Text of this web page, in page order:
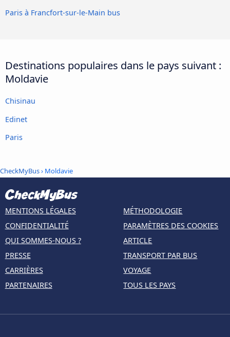
Paris à Francfort-sur-le-Main bus
Destinations populaires dans le pays suivant :
Moldavie
Chisinau
Edinet
Paris
CheckMyBus› Moldavie
MENTIONS LÉGALES
CONFIDENTIALITÉ
QUI SOMMES-NOUS ?
PRESSE
CARRIÈRES
PARTENAIRES
MÉTHODOLOGIE
PARAMÈTRES DES COOKIES
ARTICLE
TRANSPORT PAR BUS
VOYAGE
TOUS LES PAYS